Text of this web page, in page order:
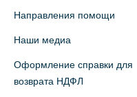
Медицинский
Направления помощи
Наши медиа
Оформление справки для
возврата НДФЛ